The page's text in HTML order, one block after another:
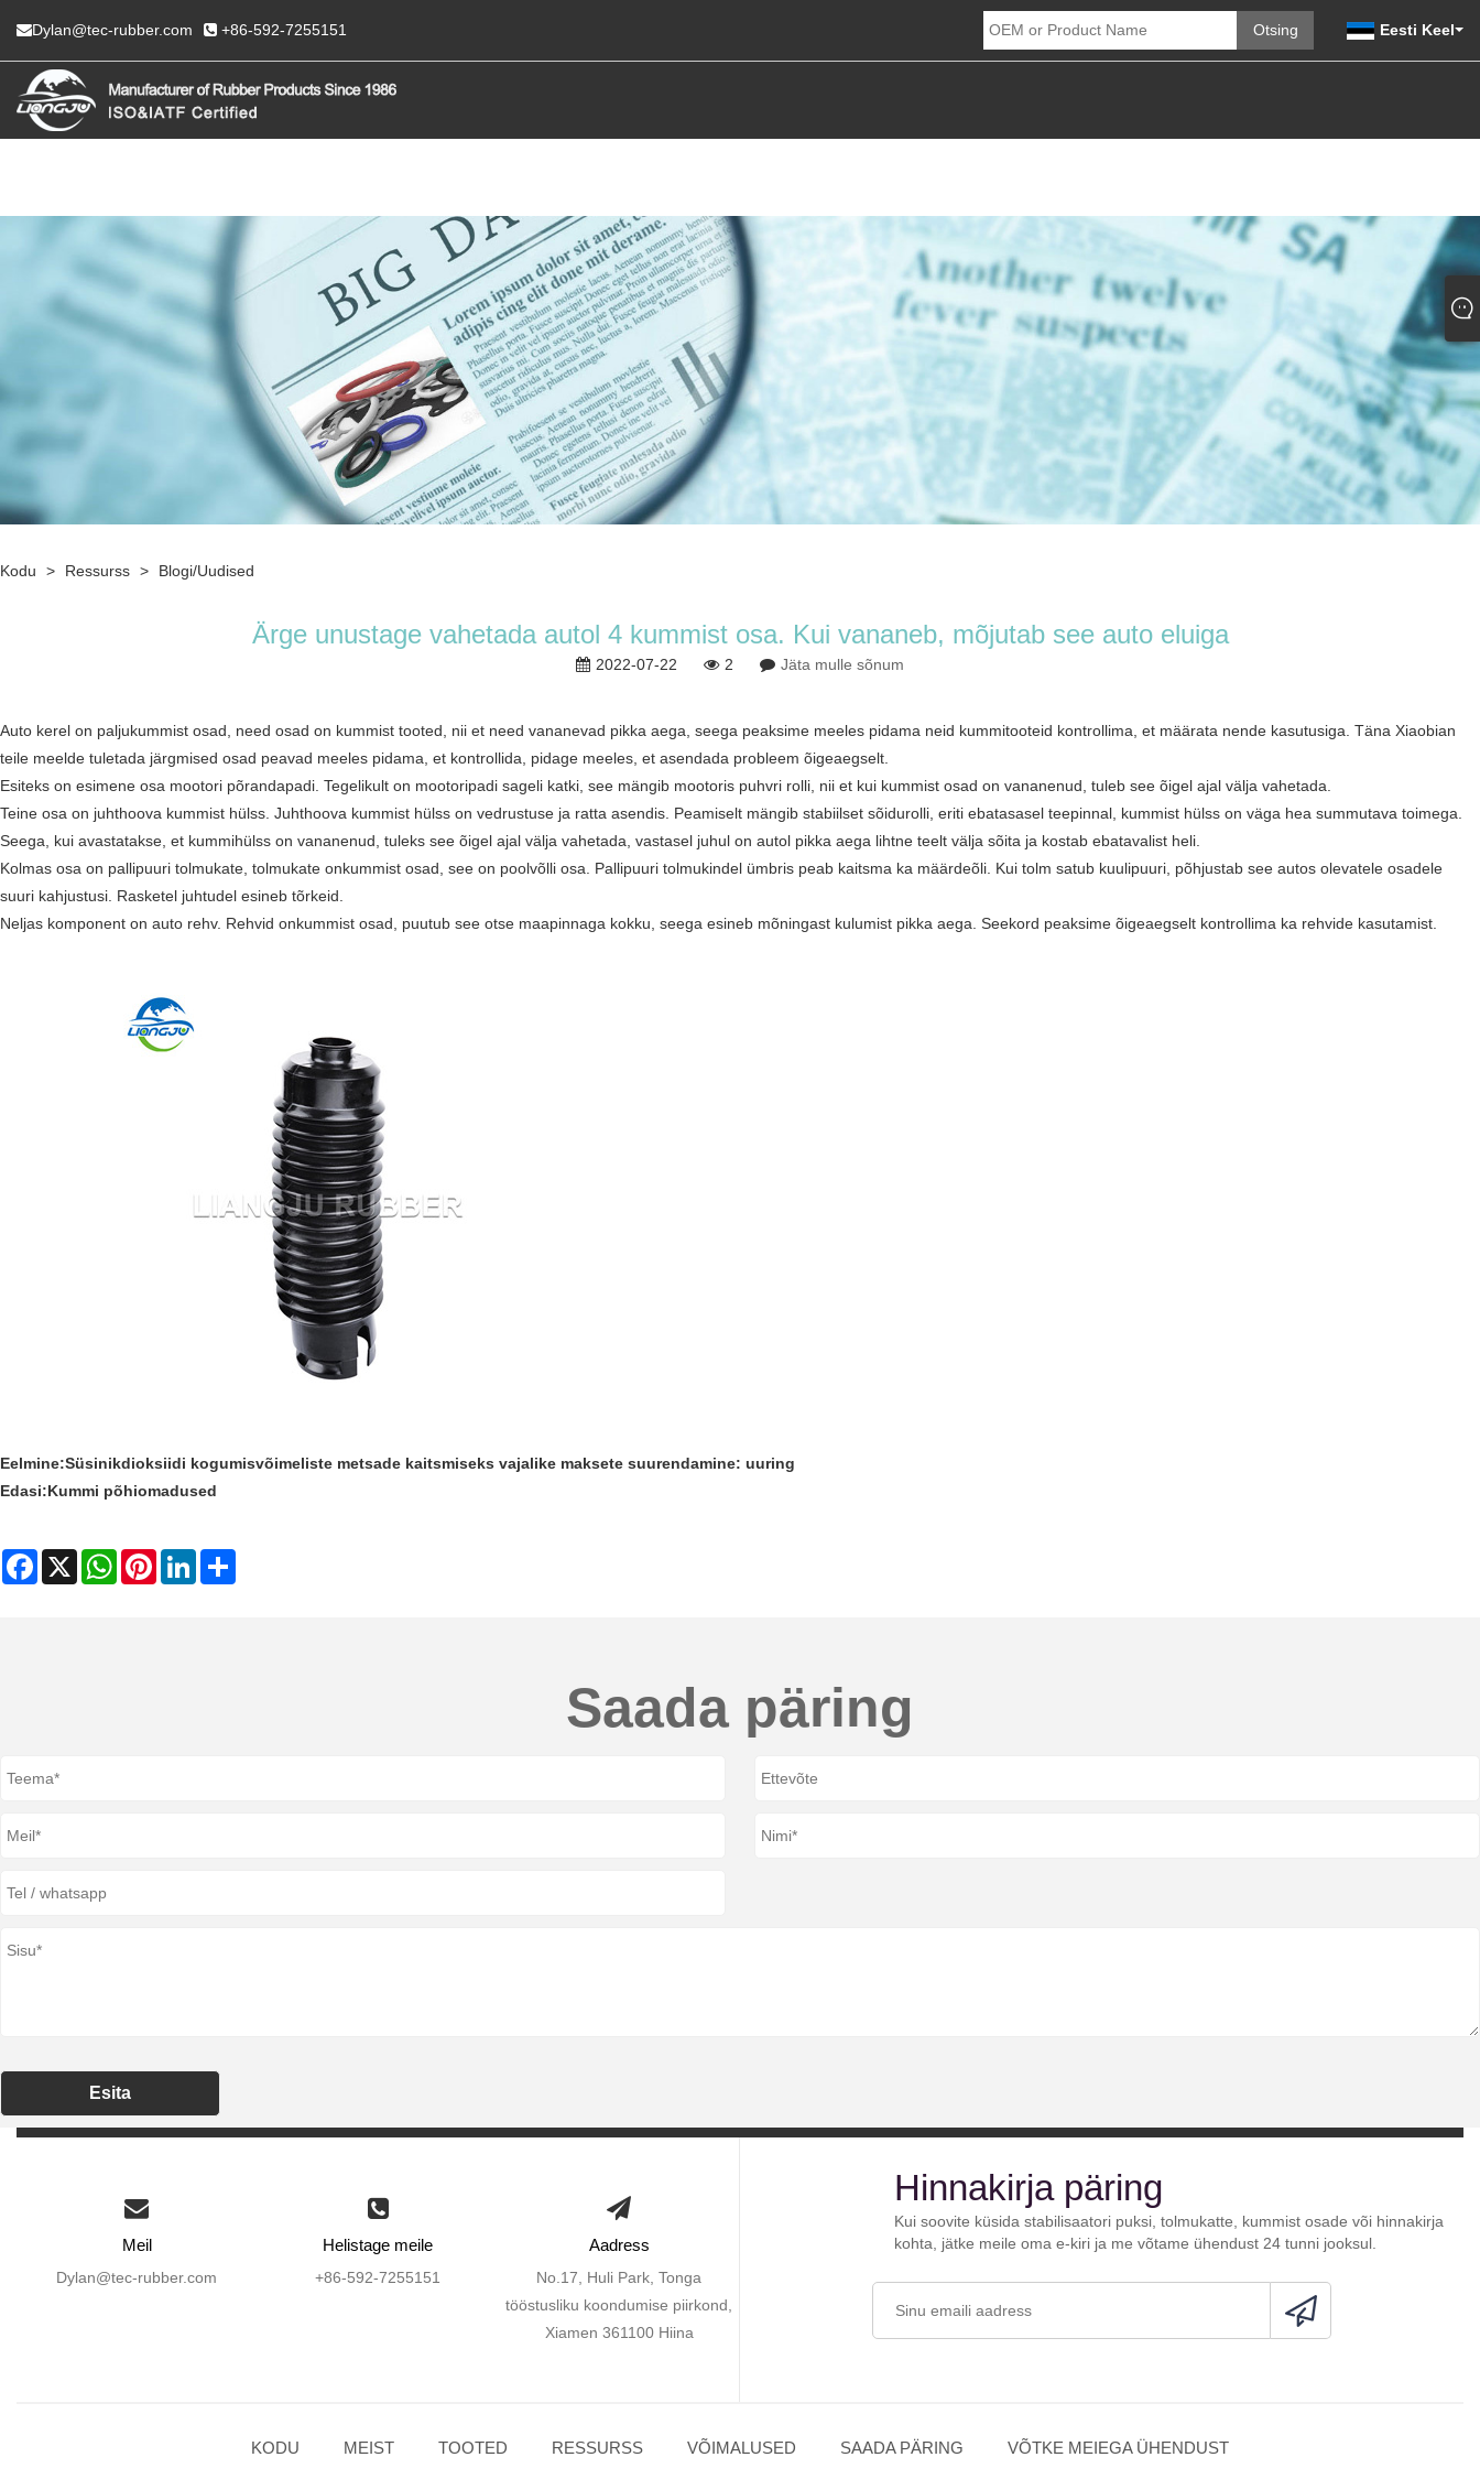
Dylan@tec-rubber.com +86-592-7255151 Eesti Keel
Kodu > Ressurss > Blogi/uudised
Ärge unustage vahetada autol 4 kummist osa. Kui vananeb, mõjutab see auto eluiga
2022-07-22 2 Jäta mulle sõnum
Auto kerel on paljukummist osad , need osad on kummist tooted, nii et need vananevad pikka aega, seega peaksime meeles pidama neid kummitooteid kontrollima, et määrata nende kasutusiga. Täna Xiaobian
teile meelde tuletada järgmised osad peavad meeles pidama, et kontrollida, pidage meeles, et asendada probleem õigeaegselt.
Esiteks on esimene osa mootori põrandapadi. Tegelikult on mootoripadi sageli katki, see mängib mootoris puhvri rolli, nii et kui kummist osad on vananenud, tuleb see õigel ajal välja vahetada.
Teine osa on juhthoova kummist hülss. Juhthoova kummist hülss on vedrustuse ja ratta asendis. Peamiselt mängib stabiilset sõidurolli, eriti ebatasasel teepinnal, kummist hülss on väga hea summutava toimega.
Seega, kui avastatakse, et kummihülss on vananenud, tuleks see õigel ajal välja vahetada, vastasel juhul on autol pikka aega lihtne teelt välja sõita ja kostab ebatavalist heli.
Kolmas osa on pallipuuri tolmukate, tolmukate onkummist osad , see on poolvõlli osa. Pallipuuri tolmukindel ümbris peab kaitsma ka määrdeõli. Kui tolm satub kuulipuuri, põhjustab see autos olevatele osadele
suuri kahjustusi. Rasketel juhtudel esineb tõrkeid.
Neljas komponent on auto rehv. Rehvid onkummist osad , puutub see otse maapinnaga kokku, seega esineb mõningast kulumist pikka aega. Seekord peaksime õigeaegselt kontrollima ka rehvide kasutamist.
Eelmine:Süsinikdioksiidi kogumisvõimeliste metsade kaitsmiseks vajalike maksete suurendamine: uuring
Edasi:Kummi põhiomadused
Facebook
X WhatsAppPinterestLinkedIn
Saada päring
Esita
Meil
Dylan@tec-rubber.com
Helistage meile
+86-592-7255151
Aadress
No.17, Huli Park, Tonga
tööstusliku koondumise piirkond,
Xiamen 361100 Hiina
Hinnakirja päring
Kui soovite küsida stabilisaatori puksi, tolmukatte, kummist osade või hinnakirja
kohta, jätke meile oma e-kiri ja me võtame ühendust 24 tunni jooksul.
KODU MEIST TOOTED RESSURSS VÕIMALUSED SAADA PÄRING VÕTKE MEIEGA ÜHENDUST